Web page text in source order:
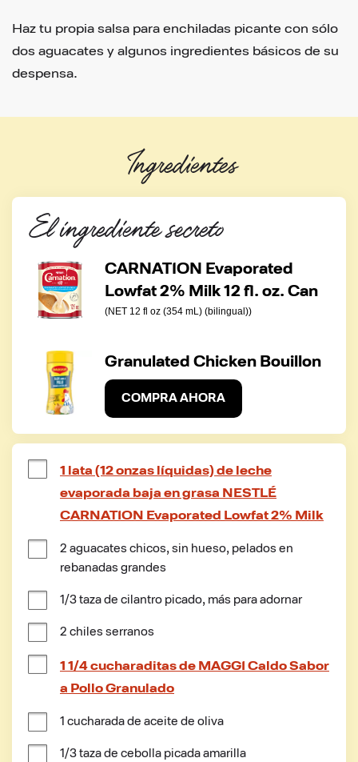
Enlace
en
la
misma
página.
Haz tu propia salsa para enchiladas picante con sólo
dos aguacates y algunos ingredientes básicos de su
despensa.
Ingredientes
El ingrediente secreto
CARNATION Evaporated
Lowfat 2% Milk 12 fl. oz. Can
(NET 12 fl oz (354 mL) (bilingual))
Granulated Chicken Bouillon
COMPRA AHORA
1 lata (12 onzas líquidas) de leche
evaporada baja en grasa NESTLÉ
CARNATION Evaporated Lowfat 2% Milk
2 aguacates chicos, sin hueso, pelados en
rebanadas grandes
1/3 taza de cilantro picado, más para adornar
2 chiles serranos
1 1/4 cucharaditas de MAGGI Caldo Sabor
a Pollo Granulado
1 cucharada de aceite de oliva
1/3 taza de cebolla picada amarilla